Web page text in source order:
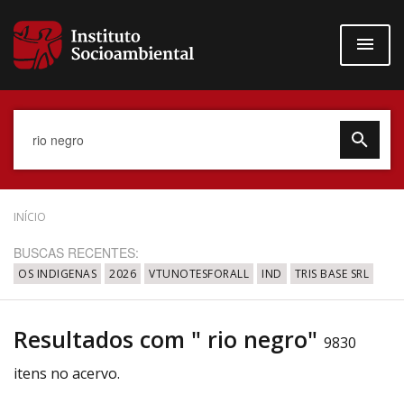
para
conteúdo
Data do Documento
Até
INÍCIO
BUSCAS RECENTES:
OS INDIGENAS 2026 VTUNOTESFORALL IND TRIS BASE SRL
Resultados com " rio negro" 9830
itens no acervo.